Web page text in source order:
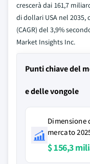
crescerà dai 161,7
di dollari USA nel
(CAGR) del 3,9%
Market Insights Inc.
Punti chiave del
e delle vongole
Dimensione
mercato
$ 156,3